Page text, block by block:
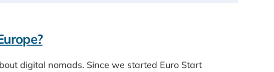
digital nomads. Since we started Euro Start